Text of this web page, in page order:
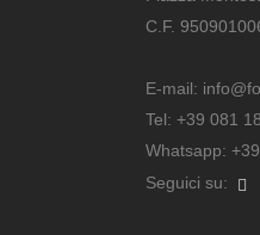
C.F.
E-mail:
Tel: +39 081
Whatsapp:
Seguici su: